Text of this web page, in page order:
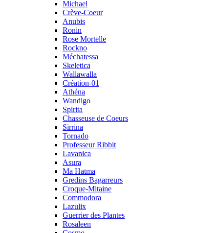
Michael
Crève-Coeur
Anubis
Ronin
Rose Mortelle
Rockno
Méchatessa
Skeletica
Wallawalla
Création-01
Athéna
Wandigo
Spirita
Chasseuse de Coeurs
Sirrina
Tornado
Professeur Ribbit
Lavanica
Asura
Ma Hatma
Gredins Bagarreurs
Croque-Mitaine
Commodora
Lazulix
Guerrier des Plantes
Rosaleen